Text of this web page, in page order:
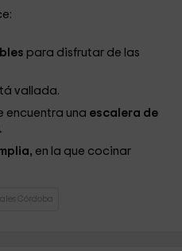
para disfrutar de las
vallada.
encuentra una escalera de
en la que cocinar
Córdoba